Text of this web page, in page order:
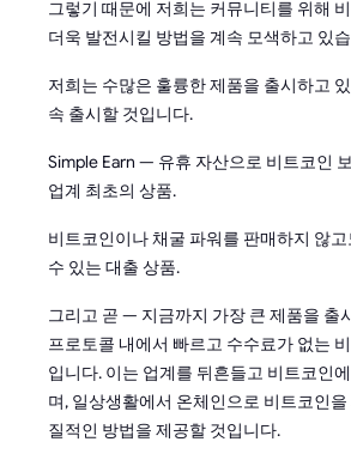
그렇기 때문에 저희는 커뮤니티를 위해
더욱 발전시킬 방법을 계속 모색하고 있
저희는 수많은 훌륭한 제품을 출시하고
속 출시할 것입니다.
Simple Earn — 유휴 자산으로 비트코인
업계 최초의 상품.
비트코인이나 채굴 파워를 판매하지 않
수 있는 대출 상품.
그리고 곧 — 지금까지 가장 큰 제품을 출
프로토콜 내에서 빠르고 수수료가 없는
입니다. 이는 업계를 뒤흔들고 비트코인
며, 일상생활에서 온체인으로 비트코인을
질적인 방법을 제공할 것입니다.